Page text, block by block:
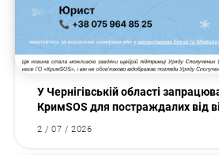
У Чернігівській області
КримSOS для постраждалих від
2 / 07 / 2026